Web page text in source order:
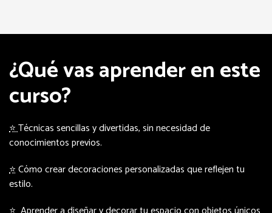
¿Qué vas aprender en este
curso?
⭐Técnicas sencillas y divertidas, sin necesidad de
conocimientos previos.
⭐Cómo crear decoraciones personalizadas que reflejen tu
estilo.